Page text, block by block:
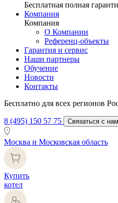
Бесплатная полная
Компания
Компания
О Компании
Референц-объекты
Гарантия и сервис
Наши партнеры
Обучение
Новости
Контакты
Бесплатно для всех регионов
8 (495) 150 57 75 Связаться с
Москва и Московская область
Купить
котел